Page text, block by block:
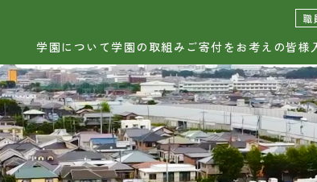
職
学園について学園の取組み ご寄付をお考えの皆様
学園について
教育理念と目標
運営学校
施設・設備
学園歌・学園旗・公式キャラク
ター
ひので会報